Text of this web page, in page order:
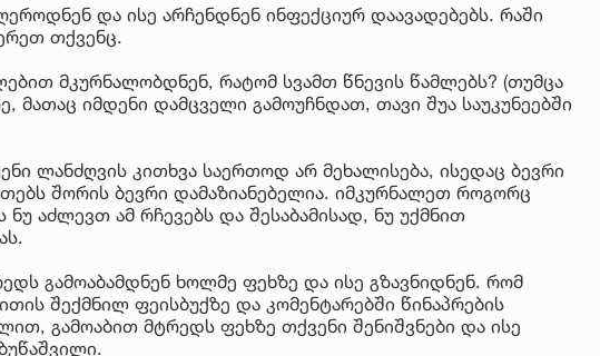
და ისე არჩენდნენ ინფექციურ დაავადებებს. რაში
თქვენც.
მკურნალობდნენ, რატომ სვამთ წნევის წამლებს? (თუმცა
მათაც იმდენი დამცველი გამოუჩნდათ, თავი შუა საუკუნეებში
ლანძღვის კითხვა საერთოდ არ მეხალისება, ისედაც ბევრი
შორის ბევრი დამაზიანებელია. იმკურნალეთ როგორც
აძლევთ ამ რჩევებს და შესაბამისად, ნუ უქმნით
გამოაბამდნენ ხოლმე ფეხზე და ისე გზავნიდნენ. რომ
შექმნილ ფეისბუქზე და კომენტარებში წინაპრების
გამოაბით მტრედს ფეხზე თქვენი შენიშვნები და ისე